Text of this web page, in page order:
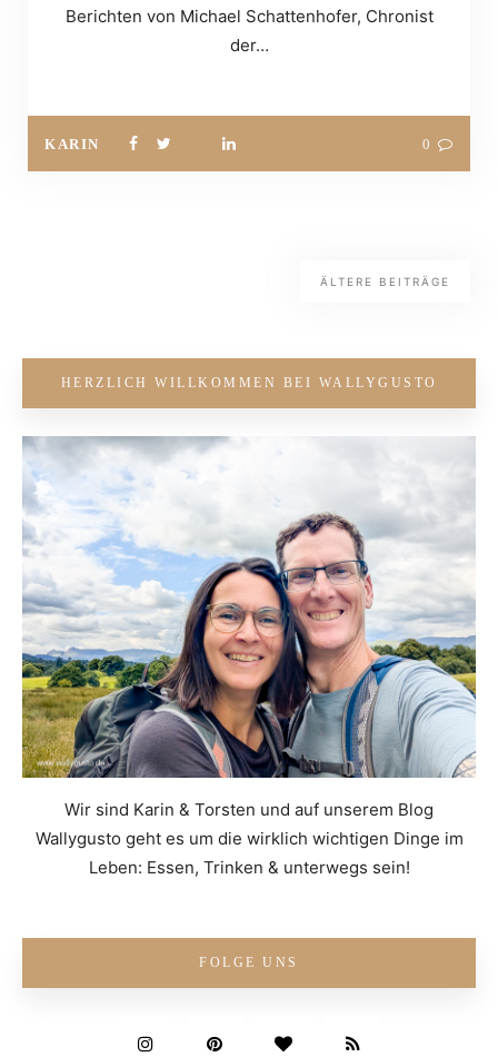
Berichten von Michael Schattenhofer, Chronist
der…
KARIN 0
ÄLTERE BEITRÄGE
HERZLICH WILLKOMMEN BEI WALLYGUSTO
Wir sind Karin & Torsten und auf unserem Blog
Wallygusto geht es um die wirklich wichtigen Dinge im
Leben: Essen, Trinken & unterwegs sein!
FOLGE UNS